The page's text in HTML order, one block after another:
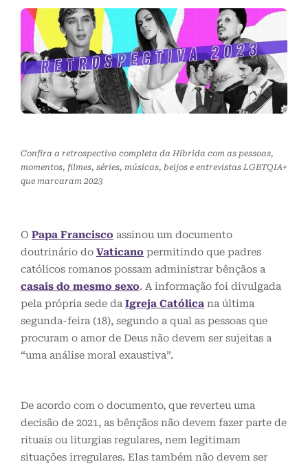
Confira a retrospectiva completa da Híbrida com as pessoas,
momentos, filmes, séries, músicas, beijos e entrevistas LGBTQIA+
que marcaram 2023
O Papa Francisco assinou um documento
doutrinário do Vaticano permitindo que padres
católicos romanos possam administrar bênçãos a
casais do mesmo sexo. A informação foi divulgada
pela própria sede da Igreja Católica na última
segunda-feira (18), segundo a qual as pessoas que
procuram o amor de Deus não devem ser sujeitas a
“uma análise moral exaustiva”.
De acordo com o documento, que reverteu uma
decisão de 2021, as bênçãos não devem fazer parte de
rituais ou liturgias regulares, nem legitimam
situações irregulares. Elas também não devem ser